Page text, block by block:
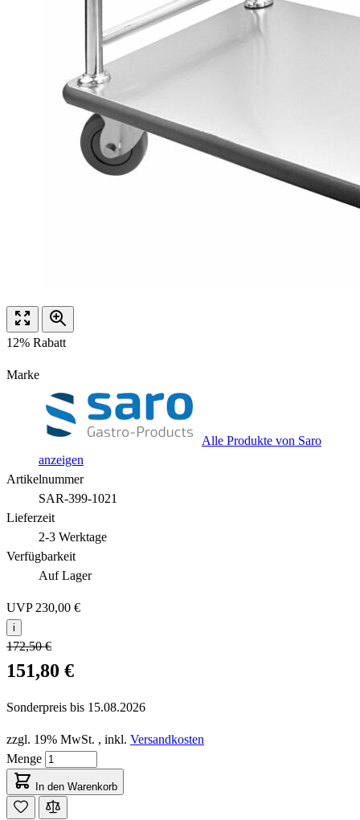
12% Rabatt
Marke
Alle Produkte von Saro
anzeigen
Artikelnummer
SAR-399-1021
Lieferzeit
2-3 Werktage
Verfügbarkeit
Auf Lager
UVP 230,00 €
i
172,50 €
151,80 €
Sonderpreis bis 15.08.2026
zzgl. 19% MwSt. , inkl. Versandkosten
Menge
In den Warenkorb